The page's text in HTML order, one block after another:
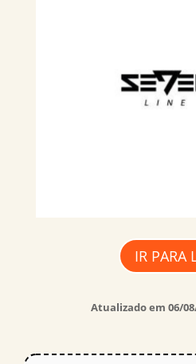
IR PARA
Atualizado em 06/